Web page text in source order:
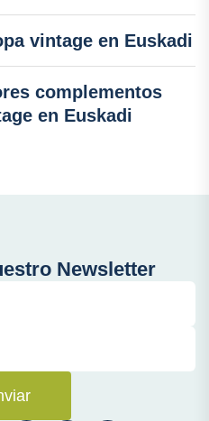
vintage en Euskadi
complementos
en Euskadi
Newsletter